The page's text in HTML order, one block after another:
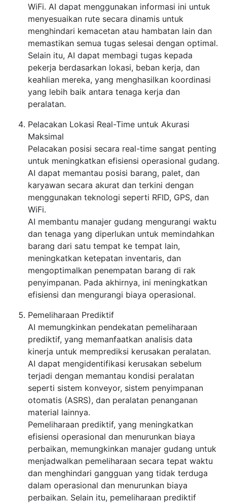
WiFi. AI dapat menggunakan informasi ini untuk
menyesuaikan rute secara dinamis untuk
menghindari kemacetan atau hambatan lain dan
memastikan semua tugas selesai dengan optimal.
Selain itu, AI dapat membagi tugas kepada
pekerja berdasarkan lokasi, beban kerja, dan
keahlian mereka, yang menghasilkan koordinasi
yang lebih baik antara tenaga kerja dan
peralatan.
Pelacakan Lokasi Real-Time untuk Akurasi
Maksimal
Pelacakan posisi secara real-time sangat penting
untuk meningkatkan efisiensi operasional gudang.
AI dapat memantau posisi barang, palet, dan
karyawan secara akurat dan terkini dengan
menggunakan teknologi seperti RFID, GPS, dan
WiFi.
AI membantu manajer gudang mengurangi waktu
dan tenaga yang diperlukan untuk memindahkan
barang dari satu tempat ke tempat lain,
meningkatkan ketepatan inventaris, dan
mengoptimalkan penempatan barang di rak
penyimpanan. Pada akhirnya, ini meningkatkan
efisiensi dan mengurangi biaya operasional.
Pemeliharaan Prediktif
AI memungkinkan pendekatan pemeliharaan
prediktif, yang memanfaatkan analisis data
kinerja untuk memprediksi kerusakan peralatan.
AI dapat mengidentifikasi kerusakan sebelum
terjadi dengan memantau kondisi peralatan
seperti sistem konveyor, sistem penyimpanan
otomatis (ASRS), dan peralatan penanganan
material lainnya.
Pemeliharaan prediktif, yang meningkatkan
efisiensi operasional dan menurunkan biaya
perbaikan, memungkinkan manajer gudang untuk
menjadwalkan pemeliharaan secara tepat waktu
dan menghindari gangguan yang tidak terduga
dalam operasional dan menurunkan biaya
perbaikan. Selain itu, pemeliharaan prediktif